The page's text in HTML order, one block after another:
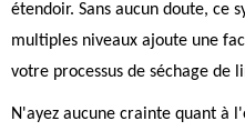
étendoir. Sans aucun doute, ce
multiples niveaux ajoute une
votre processus de séchage de
N'ayez aucune crainte quant à